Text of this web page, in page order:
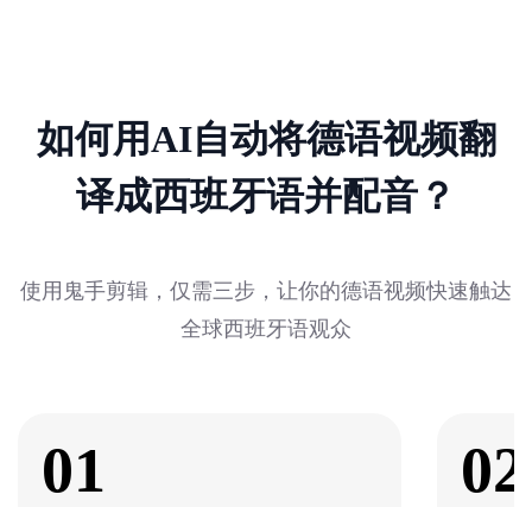
如何用AI自动将德语视频翻
译成西班牙语并配音？
使用鬼手剪辑，仅需三步，让你的德语视频快速触达
全球西班牙语观众
01 02